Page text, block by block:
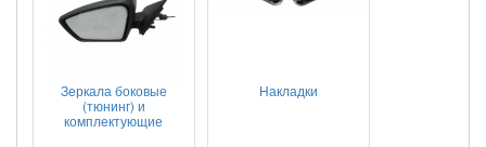
Зеркала боковые
(тюнинг) и
комплектующие
Накладки